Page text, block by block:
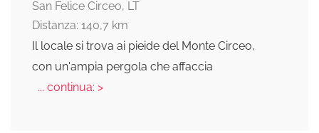
San Felice Circeo, LT
Distanza: 140,7 km
Il locale si trova ai pieide del Monte Circeo,
con un'ampia pergola che affaccia
... continua: >